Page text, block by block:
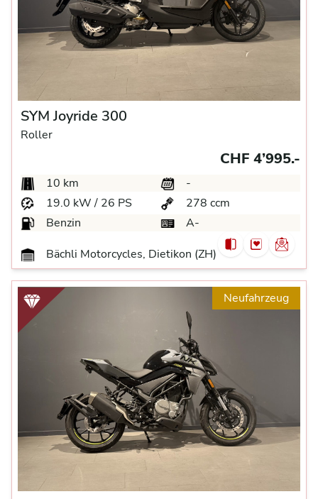
SYM Joyride 300
Roller
CHF 4’995.-
10 km
-
19.0 kW / 26 PS
278 ccm
Benzin
A-
Bächli Motorcycles, Dietikon (ZH)
Neufahrzeug